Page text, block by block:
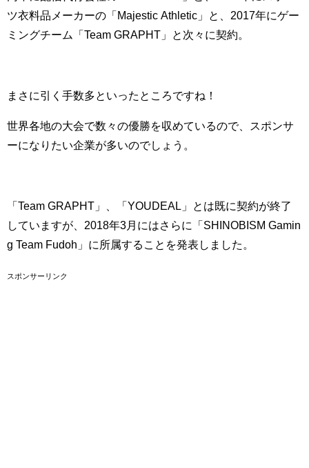
ツ衣料品メーカーの「Majestic Athletic」と、2017年にゲー
ミングチーム「Team GRAPHT」と次々に契約。
まさに引く手数多といったところですね！
世界各地の大会で数々の優勝を収めているので、スポンサ
ーになりたい企業が多いのでしょう。
「Team GRAPHT」、「YOUDEAL」とは既に契約が終了
していますが、2018年3月にはさらに「SHINOBISM Gamin
g Team Fudoh」に所属することを発表しました。
スポンサーリンク